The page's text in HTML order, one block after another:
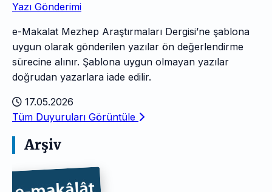
Yazı Gönderimi
e-Makalat Mezhep Araştırmaları Dergisi’ne şablona
uygun olarak gönderilen yazılar ön değerlendirme
sürecine alınır. Şablona uygun olmayan yazılar
doğrudan yazarlara iade edilir.
17.05.2026
Tüm Duyuruları Görüntüle
Arşiv